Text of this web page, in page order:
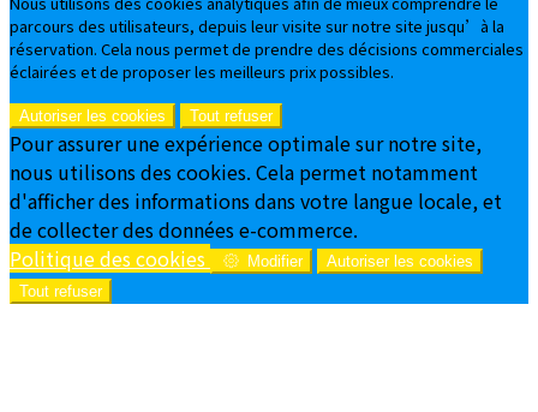
parcours des utilisateurs, depuis leur visite sur notre site jusqu’à la
réservation. Cela nous permet de prendre des décisions commerciales
éclairées et de proposer les meilleurs prix possibles.
Autoriser les cookies Tout refuser
Pour assurer une expérience optimale sur notre site,
nous utilisons des cookies. Cela permet notamment
d'afficher des informations dans votre langue locale, et
de collecter des données e-commerce.
Politique des cookies
Modifier
Autoriser les cookies
Tout refuser